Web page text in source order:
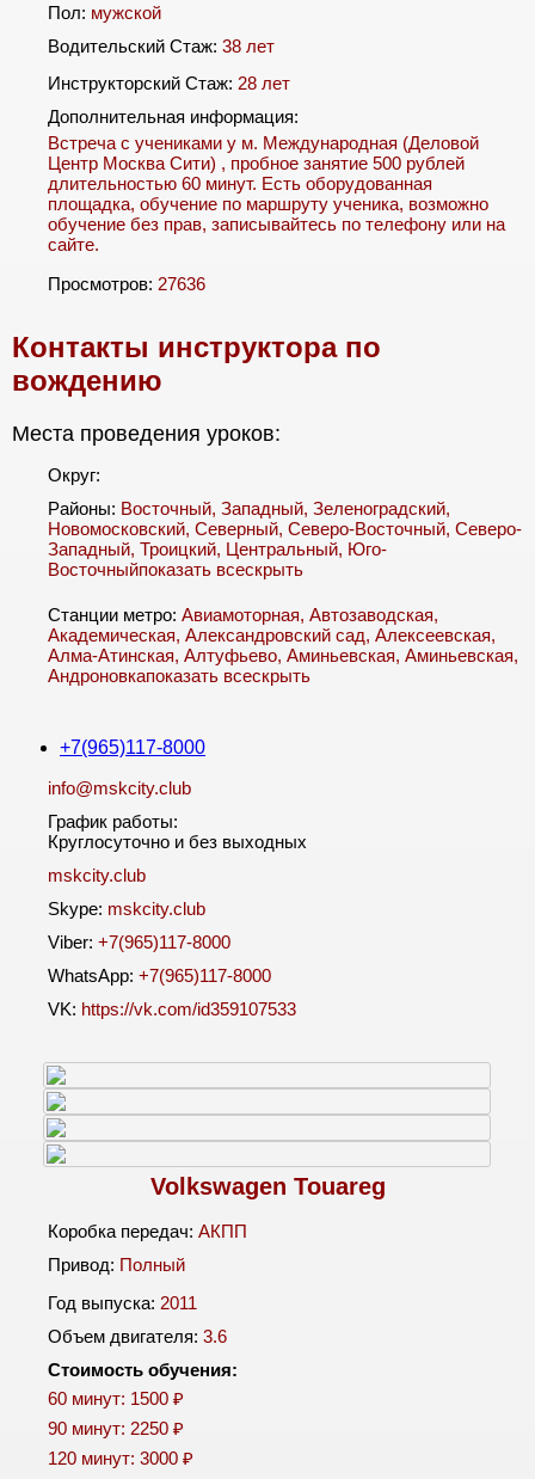
Пол: мужской
Водительский Стаж: 38 лет
Инструкторский Стаж: 28 лет
Дополнительная информация:
Встреча с учениками у м. Международная (Деловой
Центр Москва Сити) , пробное занятие 500 рублей
длительностью 60 минут. Есть оборудованная
площадка, обучение по маршруту ученика, возможно
обучение без прав, записывайтесь по телефону или на
сайте.
Просмотров: 27636
Контакты инструктора по
вождению
Места проведения уроков:
Округ:
Районы: Восточный, Западный, Зеленоградский,
Новомосковский, Северный, Северо-Восточный, Северо-
Западный, Троицкий, Центральный, Юго-
Восточныйпоказать всескрыть
Станции метро: Авиамоторная, Автозаводская,
Академическая, Александровский сад, Алексеевская,
Алма-Атинская, Алтуфьево, Аминьевская, Аминьевская,
Андроновкапоказать всескрыть
+7(965)117-8000
info@mskcity.club
График работы:
Круглосуточно и без выходных
mskcity.club
Skype: mskcity.club
Viber: +7(965)117-8000
WhatsApp: +7(965)117-8000
VK: https://vk.com/id359107533
Volkswagen Touareg
Коробка передач: АКПП
Привод: Полный
Год выпуска: 2011
Объем двигателя: 3.6
Стоимость обучения:
60 минут: 1500 ₽
90 минут: 2250 ₽
120 минут: 3000 ₽